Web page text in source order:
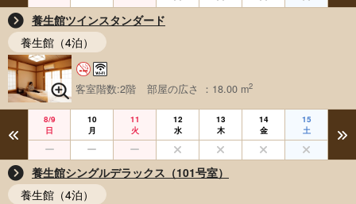
養生館ツインスタンダード
養生館（4泊）
客室階数:2階 部屋の広さ ：18.00 m2
8/9
日
10
月
11
火
12
水
13
木
14
金
15
土
養生館シングルデラックス（101号室）
養生館（4泊）